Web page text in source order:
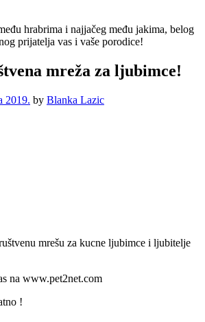
hrabrima i najjačeg među jakima, belog
prijatelja vas i vaše porodice!
mreža za ljubimce!
2019. by Blanka Lazic
mrešu za kucne ljubimce i ljubitelje
na www.pet2net.com
!